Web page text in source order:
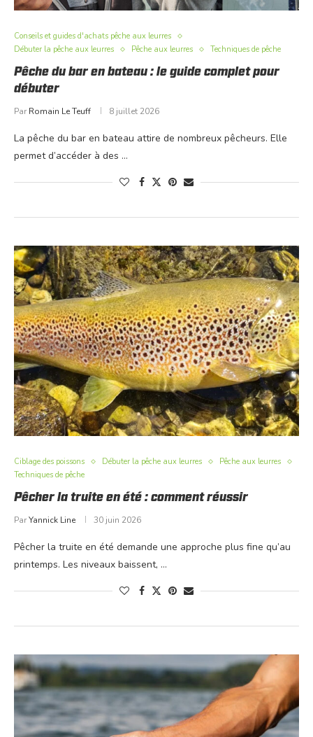
Conseils et guides d'achats pêche aux leurres
Débuter la pêche aux leurres
Pêche aux leurres Techniques de pêche
Pêche du bar en bateau : le guide complet pour
débuter
Par Romain Le Teuff 8 juillet 2026
La pêche du bar en bateau attire de nombreux pêcheurs. Elle
permet d’accéder à des …
Ciblage des poissons Débuter la pêche aux leurres
Pêche aux leurres
Techniques de pêche
Pêcher la truite en été : comment réussir
ParYannick Line 30 juin 2026
Pêcher la truite en été demande une approche plus fine qu’au
printemps. Les niveaux baissent, …